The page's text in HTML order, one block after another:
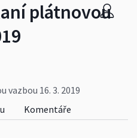
plátnovou
16. 3. 2019
Komentáře